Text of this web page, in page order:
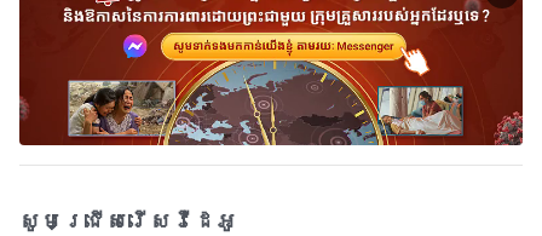
សូមជ្រើសរើសវីដេអូ